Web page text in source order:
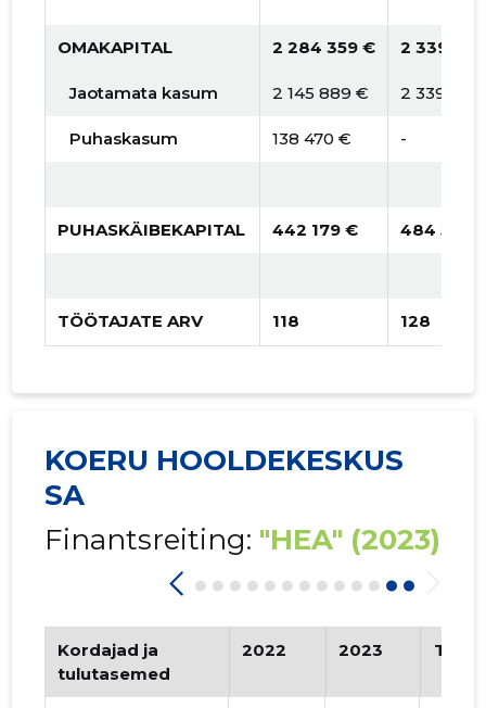
OMAKAPITAL 2 284 359 € 2 339
Jaotamata kasum 2 145 889 € 2 339 431
Puhaskasum 138 470 € -
PUHASKÄIBEKAPITAL 442 179 € 484 574
TÖÖTAJATE ARV 118 128
KOERU HOOLDEKESKUS
SA
Finantsreiting: "HEA" (2023)
Kordajad ja
tulutasemed
2022 2023 Trend